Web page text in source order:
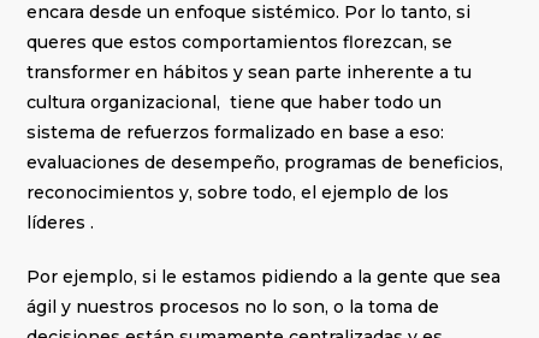
encara desde un enfoque sistémico. Por lo tanto, si
queres que estos comportamientos florezcan, se
transformer en hábitos y sean parte inherente a tu
cultura organizacional, tiene que haber todo un
sistema de refuerzos formalizado en base a eso:
evaluaciones de desempeño, programas de beneficios,
reconocimientos y, sobre todo, el ejemplo de los
líderes .
Por ejemplo, si le estamos pidiendo a la gente que sea
ágil y nuestros procesos no lo son, o la toma de